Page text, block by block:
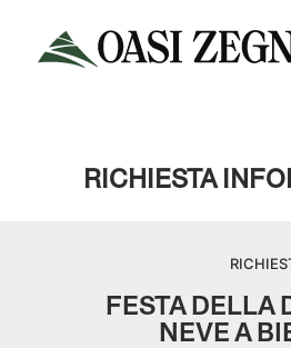
RICHIESTA
FESTA DELLA
NEVE A